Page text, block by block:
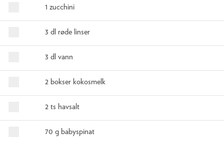
1 zucchini
3 dl røde linser
3 dl vann
2 bokser kokosmelk
2 ts havsalt
70 g babyspinat